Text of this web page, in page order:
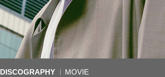
DISCOGRAPHY MOVIE